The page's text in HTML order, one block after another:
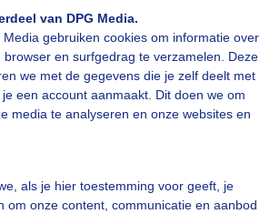
van DPG Media.
gebruiken cookies om informatie over
browser en surfgedrag te verzamelen. Deze
we met de gegevens die je zelf deelt met
een account aanmaakt. Dit doen we om
media te analyseren en onze websites en
als je hier toestemming voor geeft, je
om onze content, communicatie en aanbod